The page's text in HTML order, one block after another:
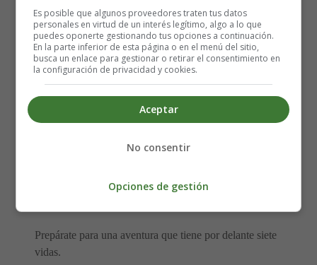
Prepárate para una aventura que tiene por delante siete
vidas.
Es posible que algunos proveedores traten tus datos
personales en virtud de un interés legítimo, algo a lo que
puedes oponerte gestionando tus opciones a continuación.
En la parte inferior de esta página o en el menú del sitio,
busca un enlace para gestionar o retirar el consentimiento en
la configuración de privacidad y cookies.
Aceptar
No consentir
Opciones de gestión